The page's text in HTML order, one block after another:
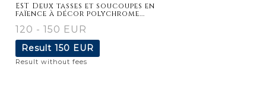
EST Deux tasses et soucoupes en
faïence à décor polychrome...
120 - 150 EUR
Result 150 EUR
Result without fees